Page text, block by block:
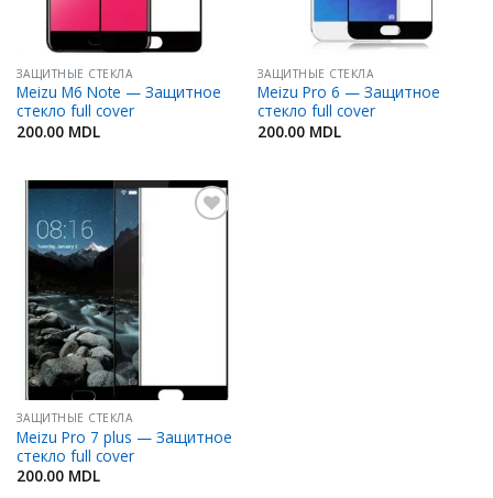
ЗАЩИТНЫЕ СТЕКЛА
Meizu M6 Note — Защитное
стекло full cover
200.00 MDL
ЗАЩИТНЫЕ СТЕКЛА
Meizu Pro 6 — Защитное
стекло full cover
200.00 MDL
ЗАЩИТНЫЕ СТЕКЛА
Meizu Pro 7 plus — Защитное
стекло full cover
200.00 MDL